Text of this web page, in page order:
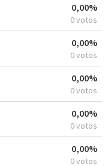
0,00%
0 votos
0,00%
0 votos
0,00%
0 votos
0,00%
0 votos
0,00%
0 votos